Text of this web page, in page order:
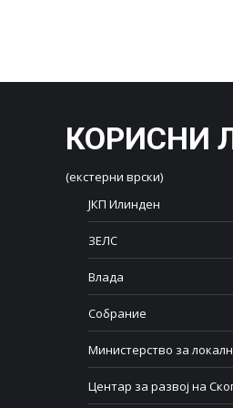
КОРИСНИ
(екстерни врски)
ЈКП Илинден
ЗЕЛС
Влада
Собрание
Министерство за
Центар за развој на